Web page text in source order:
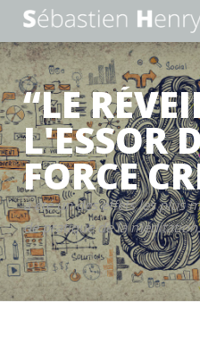
“LE
L'ESSOR
FORCE
a été un des effets les plus
de pratique de la